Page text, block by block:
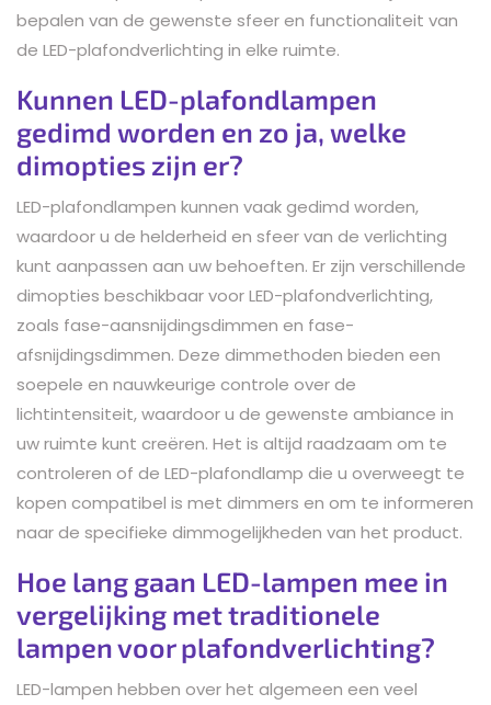
bepalen van de gewenste sfeer en functionaliteit van
de LED-plafondverlichting in elke ruimte.
Kunnen LED-plafondlampen
gedimd worden en zo ja, welke
dimopties zijn er?
LED-plafondlampen kunnen vaak gedimd worden,
waardoor u de helderheid en sfeer van de verlichting
kunt aanpassen aan uw behoeften. Er zijn verschillende
dimopties beschikbaar voor LED-plafondverlichting,
zoals fase-aansnijdingsdimmen en fase-
afsnijdingsdimmen. Deze dimmethoden bieden een
soepele en nauwkeurige controle over de
lichtintensiteit, waardoor u de gewenste ambiance in
uw ruimte kunt creëren. Het is altijd raadzaam om te
controleren of de LED-plafondlamp die u overweegt te
kopen compatibel is met dimmers en om te informeren
naar de specifieke dimmogelijkheden van het product.
Hoe lang gaan LED-lampen mee in
vergelijking met traditionele
lampen voor plafondverlichting?
LED-lampen hebben over het algemeen een veel